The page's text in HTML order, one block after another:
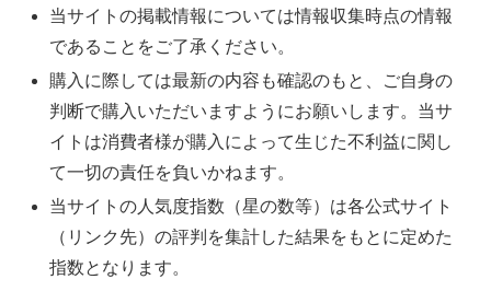
当サイトの掲載情報については情報収集時点の情報
であることをご了承ください。
購入に際しては最新の内容も確認のもと、ご自身の
判断で購入いただいますようにお願いします。当サ
イトは消費者様が購入によって生じた不利益に関し
て一切の責任を負いかねます。
当サイトの人気度指数（星の数等）は各公式サイト
（リンク先）の評判を集計した結果をもとに定めた
指数となります。